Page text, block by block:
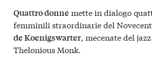
Quattro donne mette in dialogo
femminili straordinarie del
de Koenigswarter, mecenate del
Thelonious Monk.